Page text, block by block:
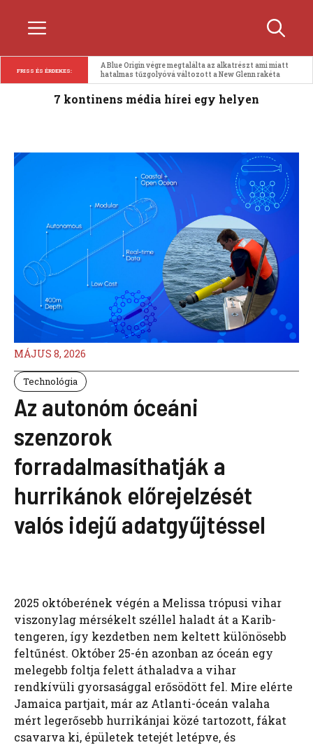
Menü
FRISS ÉS ÉRDEKES:
A Blue Origin végre megtalálta az alkatrészt ami miatt
hatalmas tűzgolyóvá változott a New Glenn rakéta
7 kontinens média hírei egy helyen
MÁJUS 8, 2026
Technológia
Az autonóm óceáni
szenzorok
forradalmasíthatják a
hurrikánok előrejelzését
valós idejű adatgyűjtéssel
2025 októberének végén a Melissa trópusi vihar
viszonylag mérsékelt széllel haladt át a Karib-
tengeren, így kezdetben nem keltett különösebb
feltűnést. Október 25-én azonban az óceán egy
melegebb foltja felett áthaladva a vihar
rendkívüli gyorsasággal erősödött fel. Mire elérte
Jamaica partjait, már az Atlanti-óceán valaha
mért legerősebb hurrikánjai közé tartozott, fákat
csavarva ki, épületek tetejét letépve, és